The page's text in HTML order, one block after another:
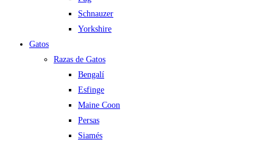
Schnauzer
Yorkshire
Gatos
Razas de Gatos
Bengalí
Esfinge
Maine Coon
Persas
Siamés